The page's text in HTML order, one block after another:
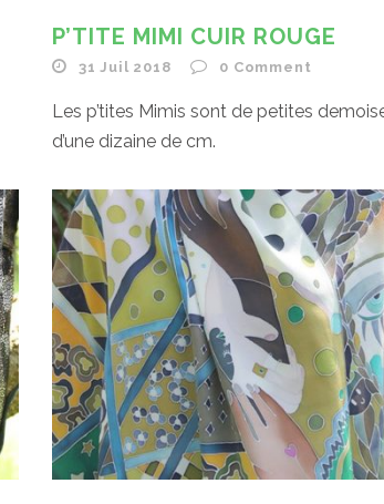
P’TITE MIMI CUIR ROUGE
31 Juil 2018 0 Comment
Les p’tites Mimis sont de petites
d’une dizaine de cm.